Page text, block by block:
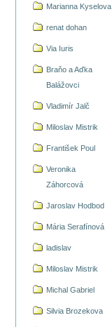
Marianna Kyselova
renat dohan
Via Iuris
Braňo a Aďka
Balážovci
Vladimír Jalč
Miloslav Mistrik
František Poul
Veronika
Záhorcová
Jaroslav Hodbod
Mária Serafínová
ladislav
Miloslav Mistrik
Michal Gabriel
Silvia Brozekova